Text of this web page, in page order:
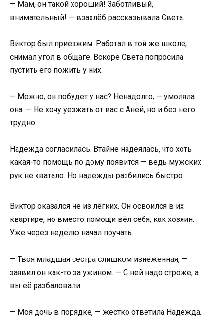
— Мам, он такой хороший! Заботливый,
внимательный! — взахлёб рассказывала Света.
Виктор был приезжим. Работал в той же школе,
снимал угол в общаге. Вскоре Света попросила
пустить его пожить у них.
— Можно, он побудет у нас? Ненадолго, — умоляла
она. — Не хочу уезжать от вас с Аней, но и без него
трудно.
Надежда согласилась. Втайне надеялась, что хоть
какая-то помощь по дому появится — ведь мужских
рук не хватало. Но надежды разбились быстро.
Виктор оказался не из лёгких. Он освоился в их
квартире, но вместо помощи вёл себя, как хозяин.
Уже через неделю начал поучать.
— Твоя младшая сестра слишком изнеженная, —
заявил он как-то за ужином. — С ней надо строже, а
вы её разбаловали.
— Моя дочь в порядке, — жёстко ответила Надежда.